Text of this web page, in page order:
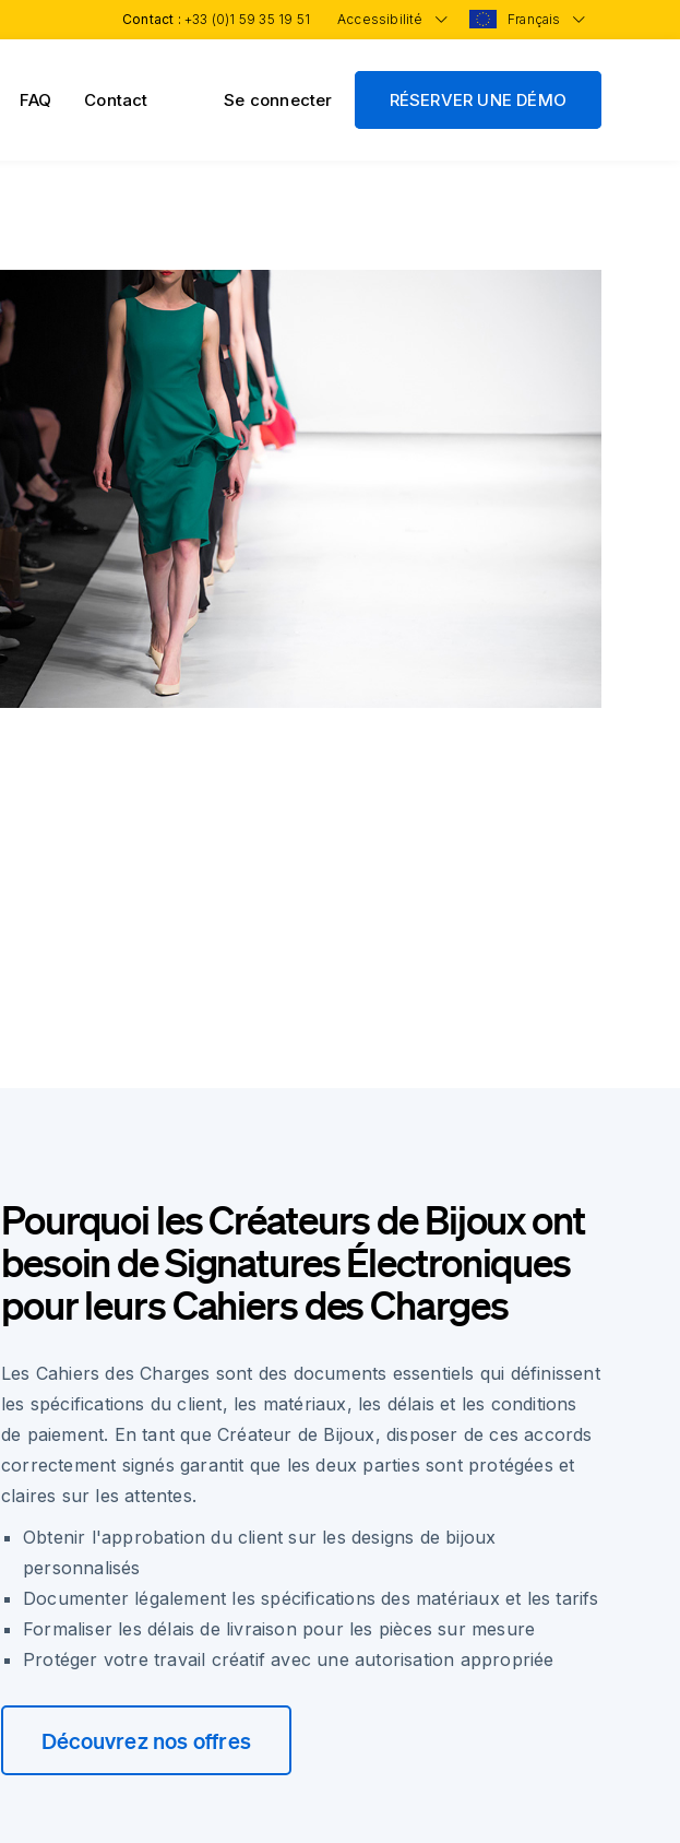
Contact : +33 (0)1 59 35 19 51 Accessibilité Français
FAQ Contact Se connecter RÉSERVER UNE DÉMO
Pourquoi les Créateurs de Bijoux ont
besoin de Signatures Électroniques
pour leurs Cahiers des Charges
Les Cahiers des Charges sont des documents essentiels qui définissent
les spécifications du client, les matériaux, les délais et les conditions
de paiement. En tant que Créateur de Bijoux, disposer de ces accords
correctement signés garantit que les deux parties sont protégées et
claires sur les attentes.
Obtenir l'approbation du client sur les designs de bijoux
personnalisés
Documenter légalement les spécifications des matériaux et les tarifs
Formaliser les délais de livraison pour les pièces sur mesure
Protéger votre travail créatif avec une autorisation appropriée
Découvrez nos offres